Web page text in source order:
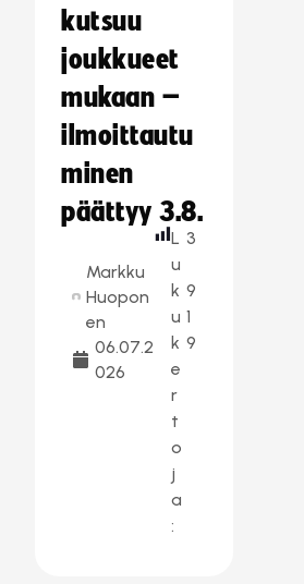
kutsuu
joukkueet
mukaan –
ilmoittautu
minen
päättyy 3.8.
Markku
Huopon
en
06.07.2
026
L
u
k
u
k
e
r
t
o
j
a
:
3
9
1
9